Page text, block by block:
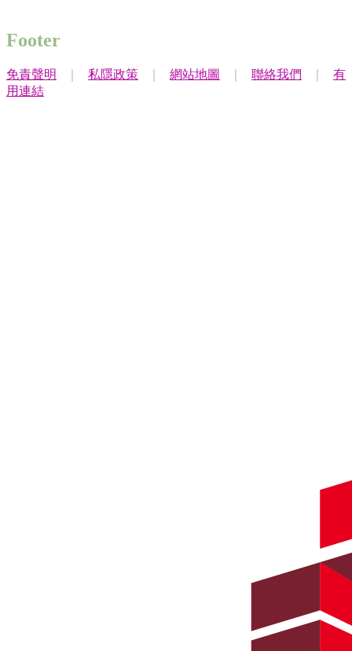
Footer
免責聲明 私隱政策 網站地圖 聯絡我們
有
用連結